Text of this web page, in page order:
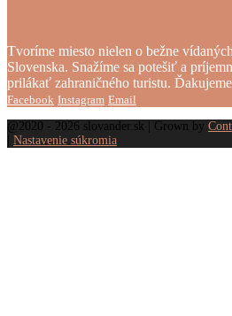
Tvoríme miesto nielen o bežne
Slovenska. Snažíme sa potešiť a
prilákať zahraničného turistu.
Facebook Instagram Email
@2020 - 2026 slovander.sk | Grown by
Nastavenie súkromia